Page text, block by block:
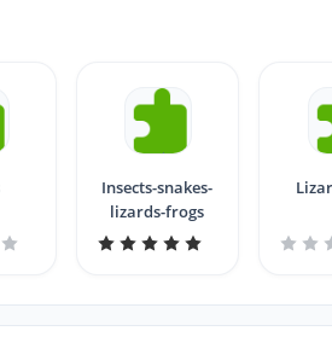
Insects-snakes-
lizards-frogs